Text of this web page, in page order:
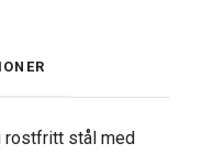
rostfritt stål med